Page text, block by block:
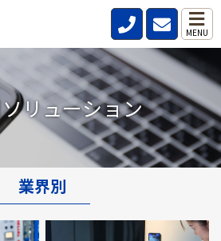
MENU
リューション
業界別